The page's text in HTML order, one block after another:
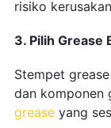
risiko
3. Pilih Grease
Stempet
dan komponen
greaseyang